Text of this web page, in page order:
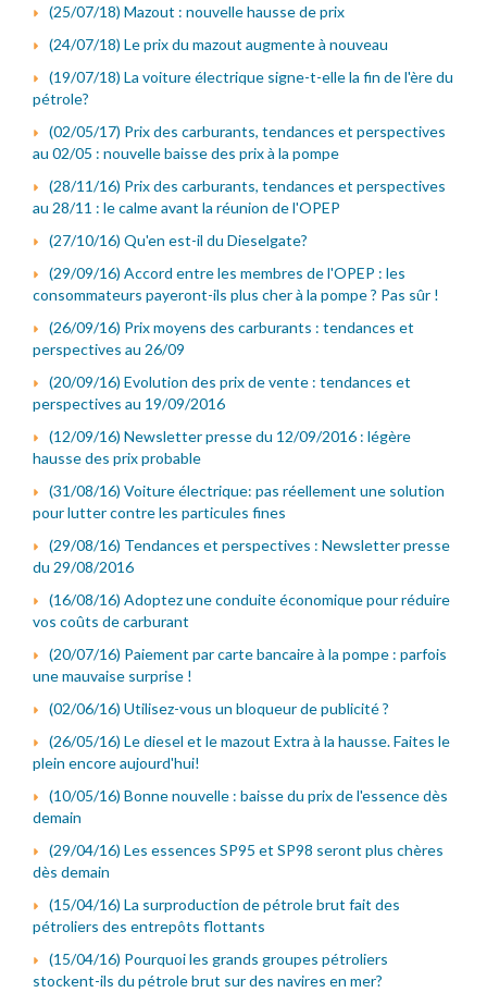
(25/07/18) Mazout : nouvelle hausse de prix
(24/07/18) Le prix du mazout augmente à nouveau
(19/07/18) La voiture électrique signe-t-elle la fin de l'ère du
pétrole?
(02/05/17) Prix des carburants, tendances et perspectives
au 02/05 : nouvelle baisse des prix à la pompe
(28/11/16) Prix des carburants, tendances et perspectives
au 28/11 : le calme avant la réunion de l'OPEP
(27/10/16) Qu'en est-il du Dieselgate?
(29/09/16) Accord entre les membres de l'OPEP : les
consommateurs payeront-ils plus cher à la pompe ? Pas sûr !
(26/09/16) Prix moyens des carburants : tendances et
perspectives au 26/09
(20/09/16) Evolution des prix de vente : tendances et
perspectives au 19/09/2016
(12/09/16) Newsletter presse du 12/09/2016 : légère
hausse des prix probable
(31/08/16) Voiture électrique: pas réellement une solution
pour lutter contre les particules fines
(29/08/16) Tendances et perspectives : Newsletter presse
du 29/08/2016
(16/08/16) Adoptez une conduite économique pour réduire
vos coûts de carburant
(20/07/16) Paiement par carte bancaire à la pompe : parfois
une mauvaise surprise !
(02/06/16) Utilisez-vous un bloqueur de publicité ?
(26/05/16) Le diesel et le mazout Extra à la hausse. Faites le
plein encore aujourd'hui!
(10/05/16) Bonne nouvelle : baisse du prix de l'essence dès
demain
(29/04/16) Les essences SP95 et SP98 seront plus chères
dès demain
(15/04/16) La surproduction de pétrole brut fait des
pétroliers des entrepôts flottants
(15/04/16) Pourquoi les grands groupes pétroliers
stockent-ils du pétrole brut sur des navires en mer?